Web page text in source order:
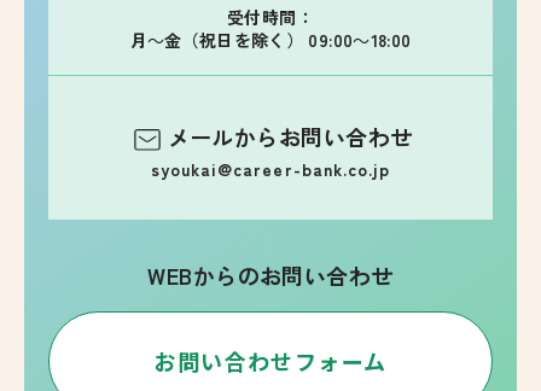
受付時間：
月～金（祝日を除く） 09:00～18:00
メールからお問い合わせ
syoukai@career-bank.co.jp
WEBからのお問い合わせ
お問い合わせフォーム